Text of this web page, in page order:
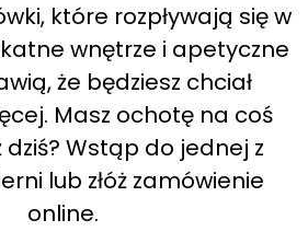
które rozpływają się w
wnętrze i apetyczne
że będziesz chciał
Masz ochotę na coś
dziś? Wstąp do jednej z
lub złóż zamówienie
online.